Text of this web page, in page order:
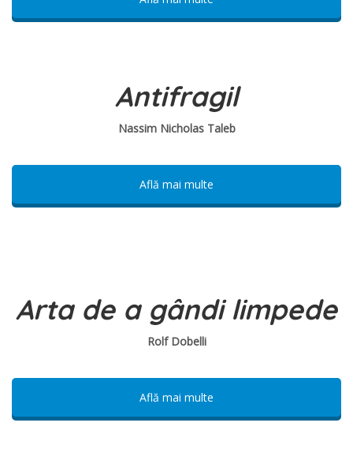
Antifragil
Nassim Nicholas Taleb
Află mai multe
Arta de a gândi limpede
Rolf Dobelli
Află mai multe